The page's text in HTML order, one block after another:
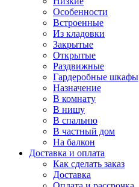
Особенности
Встроенные
Из кладовки
Закрытые
Открытые
Раздвижные
Гардеробные шкафы
Назначение
В комнату
В нишу
В спальню
В частный дом
На балкон
Доставка и оплата
Как сделать заказ
Доставка